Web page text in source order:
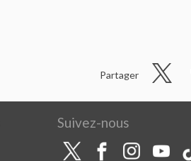
Partager
Suivez-nous